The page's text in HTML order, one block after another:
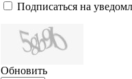
Подписаться на
Обновить